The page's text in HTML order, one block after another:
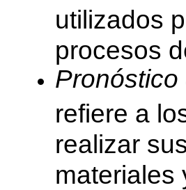
utilizados
procesos
refiere a
realizar
materiales